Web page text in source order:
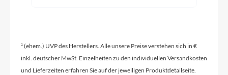
Rahmenmaterial
Aluminium
¹ (ehem.) UVP des Herstellers. Alle unsere Preise verstehen sich in €
inkl. deutscher MwSt. Einzelheiten zu den individuellen Versandkosten
und Lieferzeiten erfahren Sie auf der jeweiligen Produktdetailseite.